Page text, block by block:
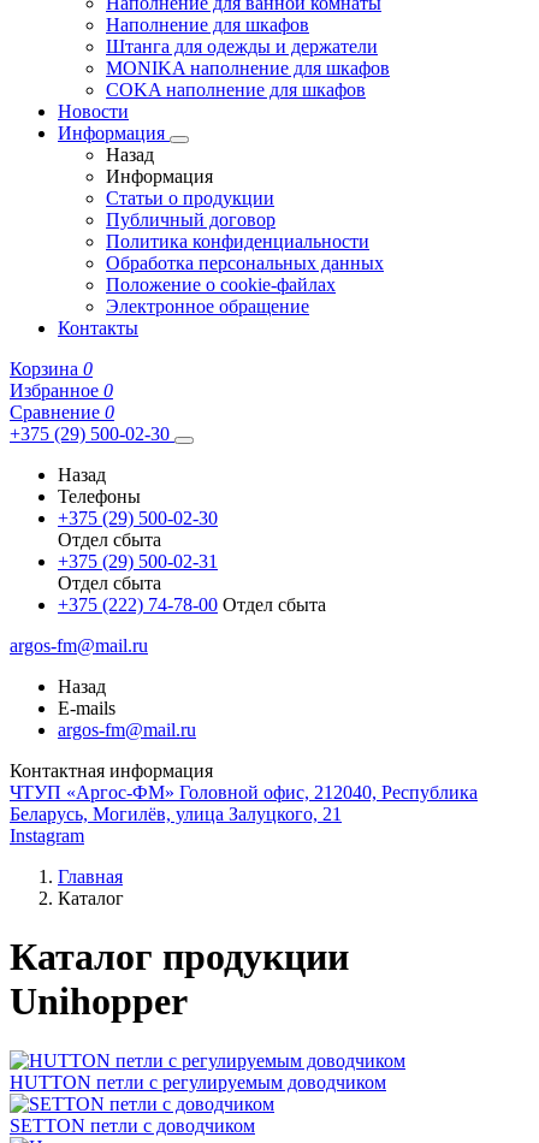
Наполнение для шкафов
Штанга для одежды и держатели
MONIKA наполнение для шкафов
COKA наполнение для шкафов
Новости
Информация
Назад
Информация
Статьи о продукции
Публичный договор
Политика конфиденциальности
Обработка персональных данных
Положение о cookie-файлах
Электронное обращение
Контакты
Корзина 0
Избранное 0
Сравнение 0
+375 (29) 500-02-30
Назад
Телефоны
+375 (29) 500-02-30
Отдел сбыта
+375 (29) 500-02-31
Отдел сбыта
+375 (222) 74-78-00 Отдел сбыта
argos-fm@mail.ru
Назад
E-mails
argos-fm@mail.ru
Контактная информация
ЧТУП «Аргос-ФМ» Головной офис, 212040, Республика
Беларусь, Могилёв, улица Залуцкого, 21
Instagram
Главная
Каталог
Каталог продукции
Unihopper
HUTTON петли с регулируемым доводчиком
SETTON петли с доводчиком